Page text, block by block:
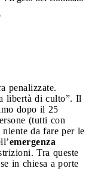
penalizzate.
libertà di culto”. Il
dopo il 25
(tutti con
niente da fare per le
emergenza
Tra queste
in chiesa a porte